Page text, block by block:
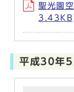
聖光園
平成30年